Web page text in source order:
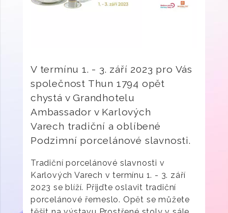
V termínu 1. - 3. září 2023 pro Vás
společnost Thun 1794 opět
chystá v Grandhotelu
Ambassador v Karlových
Varech tradiční a oblíbené
Podzimní porcelánové slavnosti.
Tradiční porcelánové slavnosti v
Karlových Varech v termínu 1. - 3. září
2023 se blíží. Přijďte oslavit tradiční
porcelánové řemeslo. Opět se můžete